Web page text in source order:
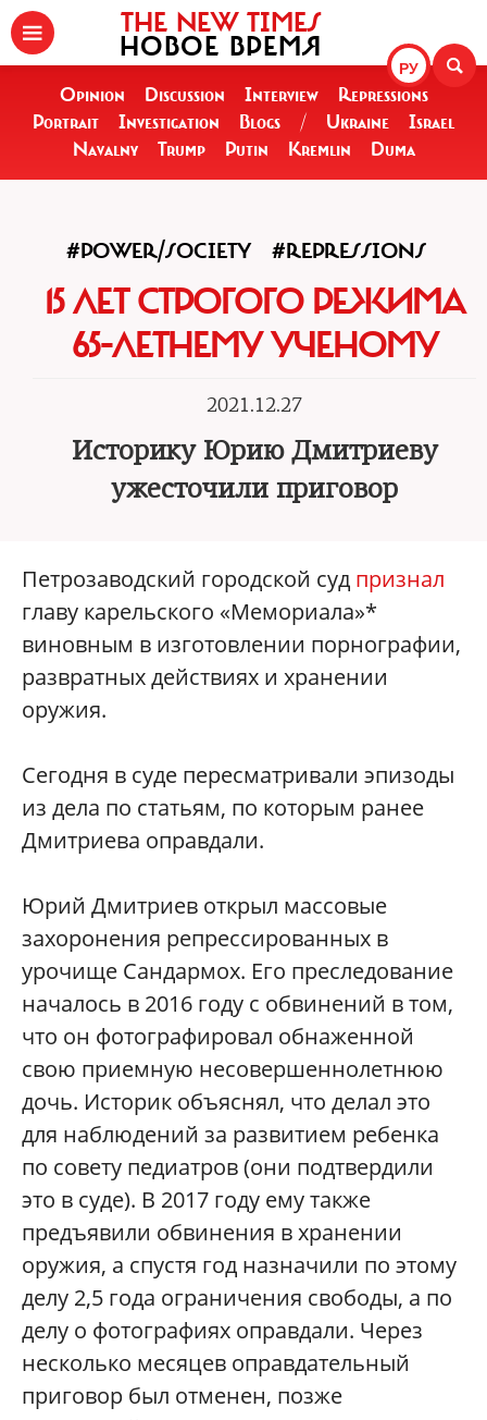
РУ
THE NEW TIMES
НОВОЕ ВРЕМЯ
Opinion Discussion Interview
Repressions
Portrait
Investigation Blogs / Ukraine
Israel
Navalny
Trump Putin Kremlin Duma
#POWER/SOCIETY #REPRESSIONS
15 ЛЕТ СТРОГОГО РЕЖИМА
65-ЛЕТНЕМУ УЧЕНОМУ
2021.12.27
Историку Юрию Дмитриеву
ужесточили приговор
Петрозаводский городской суд признал
главу карельского «Мемориала»*
виновным в изготовлении порнографии,
развратных действиях и хранении
оружия.
Сегодня в суде пересматривали эпизоды
из дела по статьям, по которым ранее
Дмитриева оправдали.
Юрий Дмитриев открыл массовые
захоронения репрессированных в
урочище Сандармох. Его преследование
началось в 2016 году с обвинений в том,
что он фотографировал обнаженной
свою приемную несовершеннолетнюю
дочь. Историк объяснял, что делал это
для наблюдений за развитием ребенка
по совету педиатров (они подтвердили
это в суде). В 2017 году ему также
предъявили обвинения в хранении
оружия, а спустя год назначили по этому
делу 2,5 года ограничения свободы, а по
делу о фотографиях оправдали. Через
несколько месяцев оправдательный
приговор был отменен, позже